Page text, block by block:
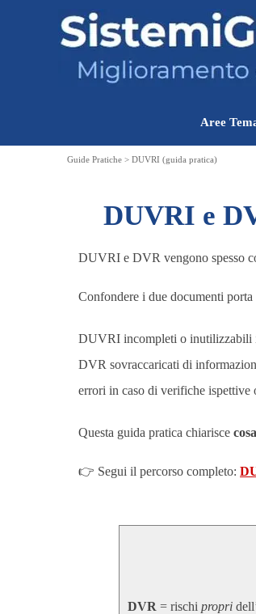
Aree
Guide Pratiche > DUVRI (guida pratica)
DUVRI e
DUVRI e DVR vengono spesso
Confondere i due documenti
DUVRI incompleti o inutilizzabili
DVR sovraccaricati di
errori in caso di verifiche ispettive
Questa guida pratica chiarisce
👉 Segui il percorso completo:
DVR = rischipropri